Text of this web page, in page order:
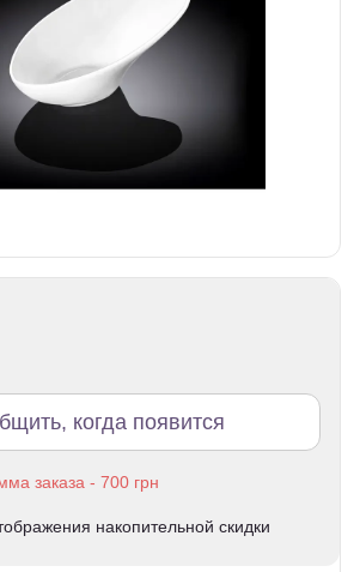
когда появится
накопительной скидки